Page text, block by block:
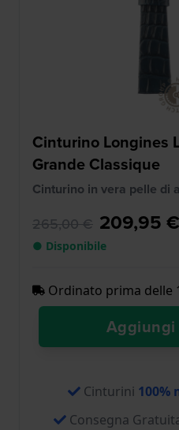
Cinturino Longines
Grande Classique
Cinturino in vera pelle di
265,00 € 209,95 €
● Disponibile
Ordinato prima delle
Cinturini 100%
Consegna